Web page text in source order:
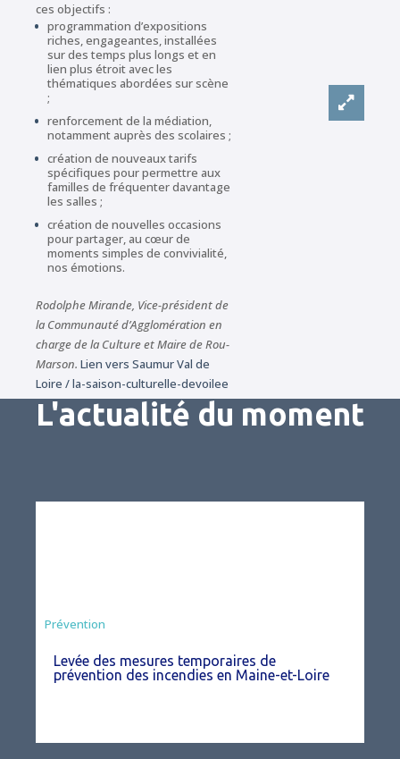
ces objectifs :
programmation d’expositions
riches, engageantes, installées
sur des temps plus longs et en
lien plus étroit avec les
thématiques abordées sur scène
;
renforcement de la médiation,
notamment auprès des scolaires ;
création de nouveaux tarifs
spécifiques pour permettre aux
familles de fréquenter davantage
les salles ;
création de nouvelles occasions
pour partager, au cœur de
moments simples de convivialité,
nos émotions.
Rodolphe Mirande, Vice-président de
la Communauté d’Agglomération en
charge de la Culture et Maire de Rou-
Marson. Lien vers Saumur Val de
Loire / la-saison-culturelle-devoilee
L'actualité du moment
Préfecture
Prévention
Levée des mesures temporaires de
prévention des incendies en Maine-et-Loire